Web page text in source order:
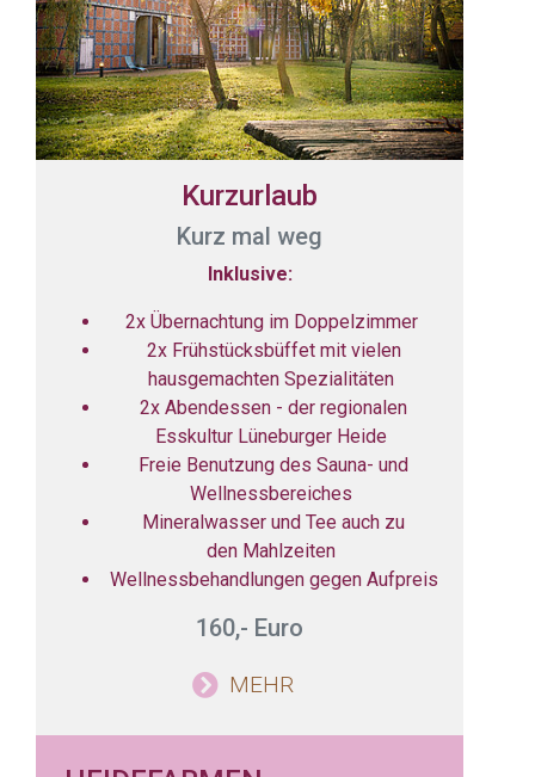
Kurzurlaub
Kurz mal weg
Inklusive:
2x Übernachtung im Doppelzimmer
2x Frühstücksbüffet mit vielen
hausgemachten Spezialitäten
2x Abendessen - der regionalen
Esskultur Lüneburger Heide
Freie Benutzung des Sauna- und
Wellnessbereiches
Mineralwasser und Tee auch zu
den Mahlzeiten
Wellnessbehandlungen gegen Aufpreis
160,- Euro
MEHR